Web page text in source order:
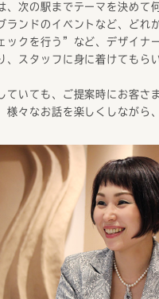
、次の駅までテーマを決め
ランドのイベントなど、ど
ックを行う”など、デザイナ
、スタッフに身に着けてもら
ていても、ご提案時にお客さ
様々なお話を楽しくしながら